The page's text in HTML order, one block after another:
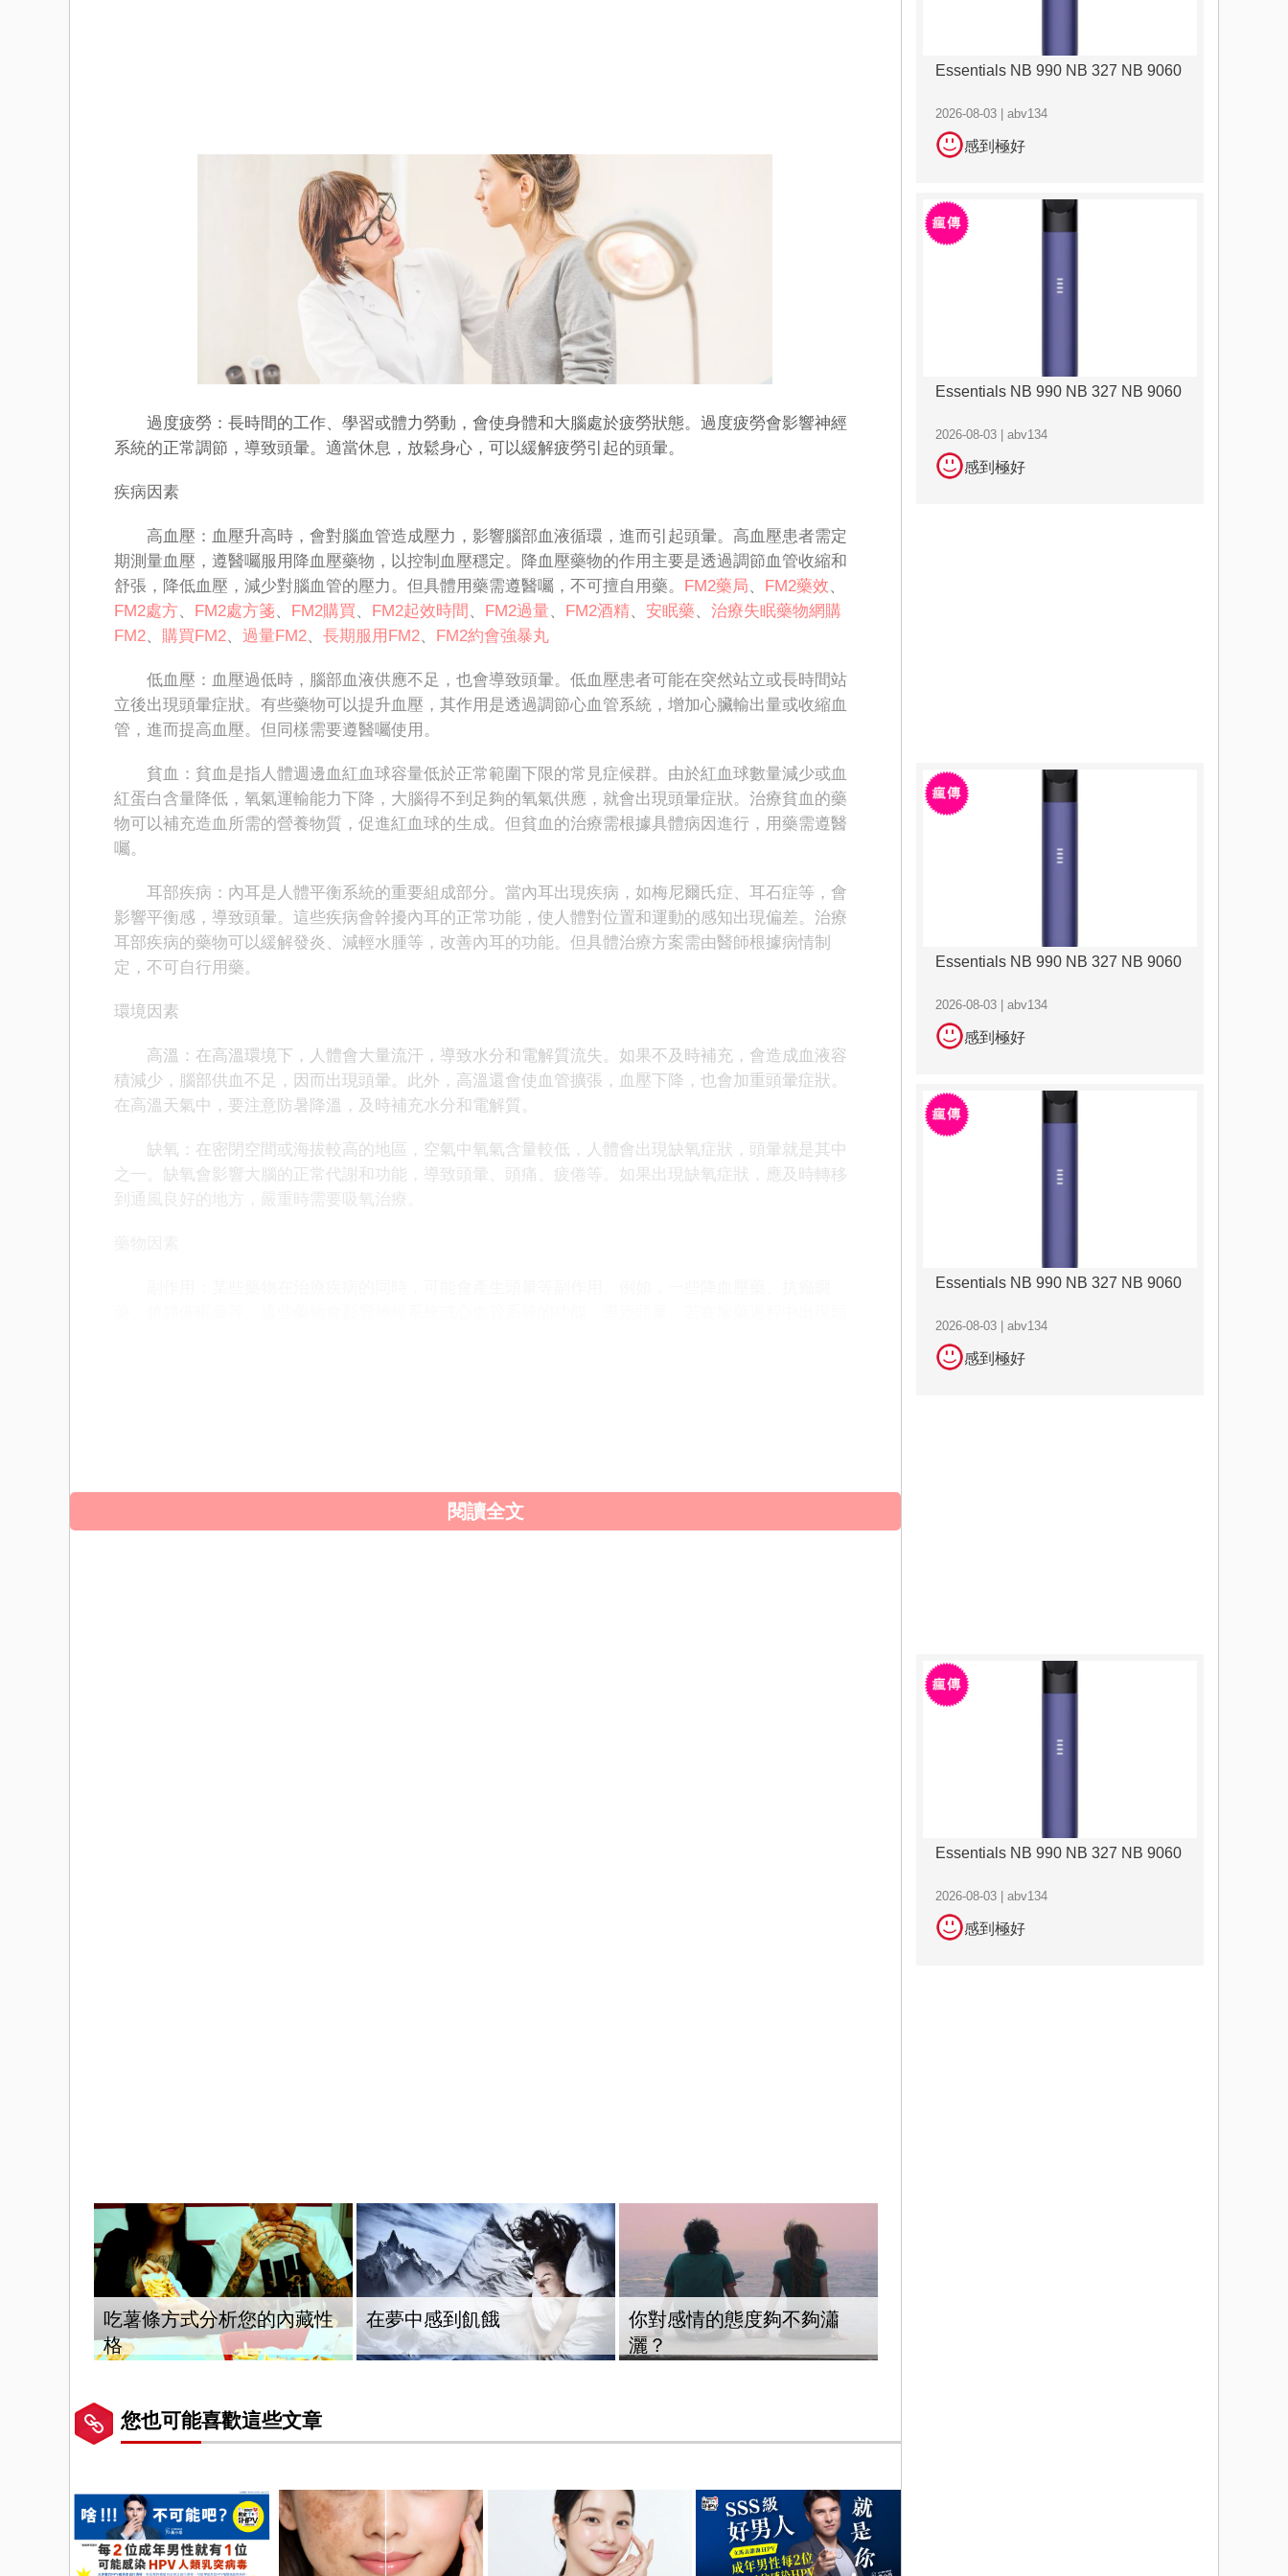
過度疲勞：長時間的工作、學習或體力勞動，會使身體和大腦處於疲勞狀態。過度疲勞會影響神經
系統的正常調節，導致頭暈。適當休息，放鬆身心，可以緩解疲勞引起的頭暈。
疾病因素
高血壓：血壓升高時，會對腦血管造成壓力，影響腦部血液循環，進而引起頭暈。高血壓患者需定
期測量血壓，遵醫囑服用降血壓藥物，以控制血壓穩定。降血壓藥物的作用主要是透過調節血管收縮和
舒張，降低血壓，減少對腦血管的壓力。但具體用藥需遵醫囑，不可擅自用藥。 FM2藥局、 FM2藥效、
FM2處方、 FM2處方箋、 FM2購買、 FM2起效時間 、 FM2過量、 FM2酒精、 安眠藥、 治療失眠藥物網購
FM2、 購買FM2、 過量FM2、 長期服用FM2、 FM2約會強暴丸
低血壓：血壓過低時，腦部血液供應不足，也會導致頭暈。低血壓患者可能在突然站立或長時間站
立後出現頭暈症狀。有些藥物可以提升血壓，其作用是透過調節心血管系統，增加心臟輸出量或收縮血
管，進而提高血壓。但同樣需要遵醫囑使用。
貧血：貧血是指人體​​週邊血紅血球容量低於正常範圍下限的常見症候群。由於紅血球數量減少或血
紅蛋白含量降低，氧氣運輸能力下降，大腦得不到足夠的氧氣供應，就會出現頭暈症狀。治療貧血的藥
物可以補充造血所需的營養物質，促進紅血球的生成。但貧血的治療需根據具體病因進行，用藥需遵醫
囑。
耳部疾病：內耳是人體平衡系統的重要組成部分。當內耳出現疾病，如梅尼爾氏症、耳石症等，會
影響平衡感，導致頭暈。這些疾病會幹擾內耳的正常功能，使人體對位置和運動的感知出現偏差。治療
耳部疾病的藥物可以緩解發炎、減輕水腫等，改善內耳的功能。但具體治療方案需由醫師根據病情制
定，不可自行用藥。
環境因素
高溫：在高溫環境下，人體會大量流汗，導致水分和電解質流失。如果不及時補充，會造成血液容
積減少，腦部供血不足，因而出現頭暈。此外，高溫還會使血管擴張，血壓下降，也會加重頭暈症狀。
在高溫天氣中，要注意防暑降溫，及時補充水分和電解質。
缺氧：在密閉空間或海拔較高的地區，空氣中氧氣含量較低，人體會出現缺氧症狀，頭暈就是其中
之一。缺氧會影響大腦的正常代謝和功能，導致頭暈、頭痛、疲倦等。如果出現缺氧症狀，應及時轉移
到通風良好的地方，嚴重時需要吸氧治療。
閱讀全文
吃薯條方式分析您的內藏性
格
在夢中感到飢餓
你對感情的態度夠不夠瀟
灑？
您也可能喜歡這些文章
Essentials NB 990 NB 327 NB 9060
2026-08-03 | abv134
感到極好
Essentials NB 990 NB 327 NB 9060
2026-08-03 | abv134
感到極好
Essentials NB 990 NB 327 NB 9060
2026-08-03 | abv134
感到極好
Essentials NB 990 NB 327 NB 9060
2026-08-03 | abv134
感到極好
Essentials NB 990 NB 327 NB 9060
2026-08-03 | abv134
感到極好